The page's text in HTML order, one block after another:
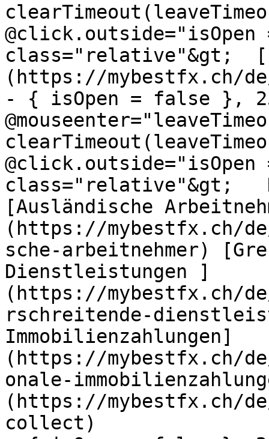
class="relative"&gt;  [
(https://mybestfx.ch/
- { isOpen = false },
class="relative"&gt;
[Ausländische
(https://mybestfx.ch/
sche-arbeitnehmer)
Dienstleistungen ]
(https://mybestfx.ch/
rschreitende-
Immobilienzahlungen]
(https://mybestfx.ch/
onale-
(https://mybestfx.ch/
collect)